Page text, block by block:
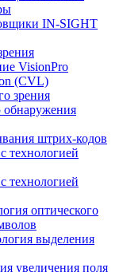
IN-SIGHT
VisionPro
(CVL)
зрения
обнаружения
штрих-кодов
технологией
технологией
оптического
выделения
увеличения поля